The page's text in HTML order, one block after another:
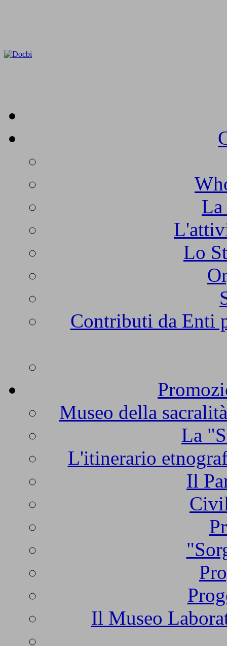
La
Lo
Contributi da Enti
Museo della
La
L'itinerario
Il
Il Museo